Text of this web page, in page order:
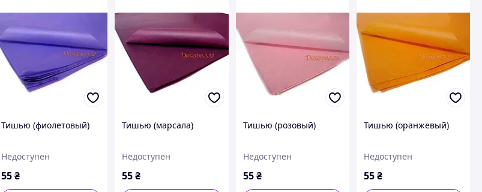
Тишью (фиолетовый)
Недоступен
55₴
Тишью (марсала)
Недоступен
55₴
Тишью (розовый)
Недоступен
55 ₴
Тишью (оранжевый)
Недоступен
55₴